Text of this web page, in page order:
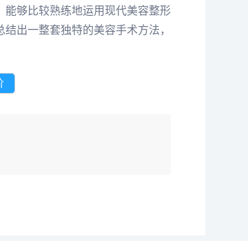
能够比较熟练地运用现代美容整形
出一整套独特的美容手术方法，